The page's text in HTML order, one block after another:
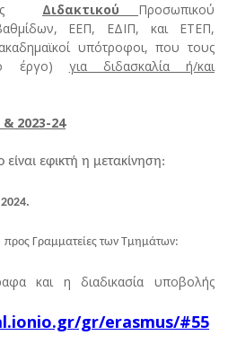
Διδακτικού
Προσωπικού
ΕΕΠ, ΕΔΙΠ, και ΕΤΕΠ,
υπότροφοι, που τους
έργο) για διδασκαλία ή/και
2023-24
εφικτή η μετακίνηση:
Γραμματείες των Τμημάτων:
και η διαδικασία υποβολής
gr/erasmus/#55